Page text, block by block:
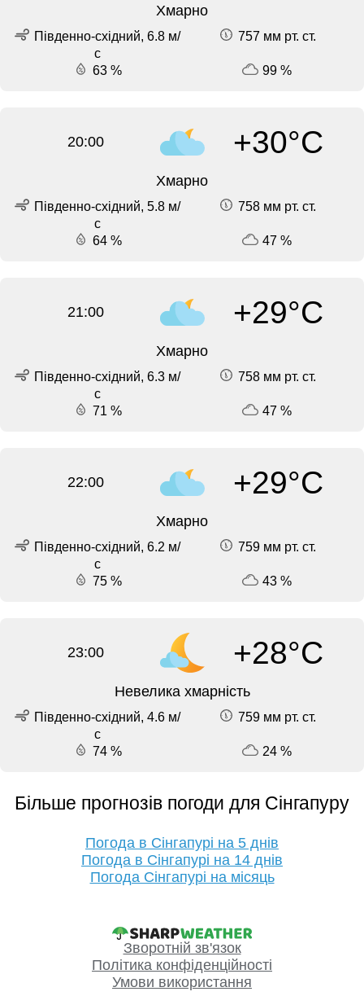
Хмарно
Південно-східний, 6.8 м/
с
757 мм рт. ст.
63 % 99 %
20:00 +30°C
Хмарно
Південно-східний, 5.8 м/
с
758 мм рт. ст.
64 % 47 %
21:00 +29°C
Хмарно
Південно-східний, 6.3 м/
с
758 мм рт. ст.
71 % 47 %
22:00 +29°C
Хмарно
Південно-східний, 6.2 м/
с
759 мм рт. ст.
75 % 43 %
23:00 +28°C
Невелика хмарність
Південно-східний, 4.6 м/
с
759 мм рт. ст.
74 % 24 %
Більше прогнозів погоди для Сінгапуру
Погода в Сінгапурі на 5 днів
Погода в Сінгапурі на 14 днів
Погода Сінгапурі на місяць
Зворотній зв'язок
Політика конфіденційності
Умови використання